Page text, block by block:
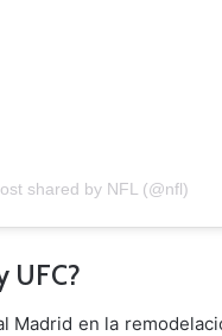
shared by NFL (@nfl)
UFC?
Madrid en la